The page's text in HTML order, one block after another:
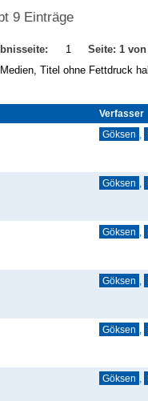
9 Einträge
1
Seite: 1 von
Titel ohne Fettdruck
Verfasser
Göksen
Göksen
Göksen
Göksen
Göksen
Göksen